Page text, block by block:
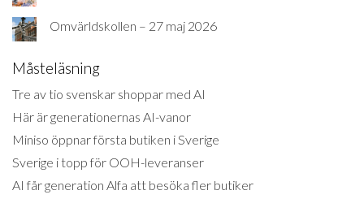
Omvärldskollen – 27 maj 2026
Måsteläsning
Tre av tio svenskar shoppar med AI
Här är generationernas AI-vanor
Miniso öppnar första butiken i Sverige
Sverige i topp för OOH-leveranser
AI får generation Alfa att besöka fler butiker